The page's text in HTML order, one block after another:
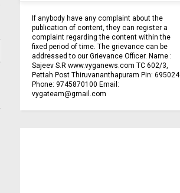
If anybody have any complaint about the
publication of content, they can register a
complaint regarding the content within the
fixed period of time. The grievance can be
addressed to our Grievance Officer. Name :
Sajeev S.R www.vyganews.com TC 602/3,
Pettah Post Thiruvananthapuram Pin: 695024
Phone: 9745870100 Email:
vygateam@gmail.com